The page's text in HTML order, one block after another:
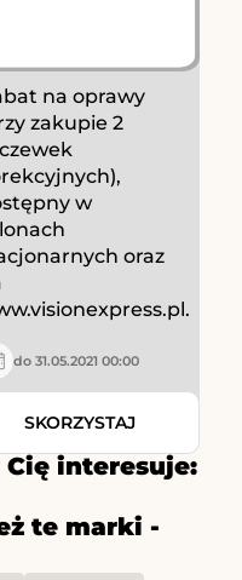
interesuje:
te marki -
na oprawy
zakupie 2
w
oraz
do 31.05.2021 00:00
SKORZYSTAJ